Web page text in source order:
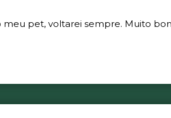
meu pet, voltarei sempre. Muito